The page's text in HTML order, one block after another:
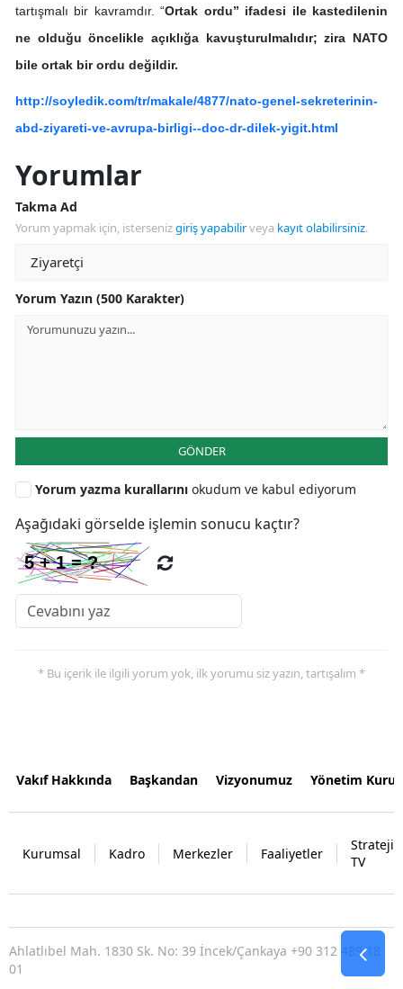
tartışmalı bir kavramdır. “Ortak ordu” ifadesi ile kastedilenin
ne olduğu öncelikle açıklığa kavuşturulmalıdır; zira NATO
bile ortak bir ordu değildir.
http://soyledik.com/tr/makale/4877/nato-genel-sekreterinin-
abd-ziyareti-ve-avrupa-birligi--doc-dr-dilek-yigit.html
Yorumlar
Takma Ad
Yorum yapmak için, istersenizgiriş yapabilirveya kayıt olabilirsiniz.
Yorum Yazın (500 Karakter)
GÖNDER
Yorum yazma kurallarını okudum ve kabul ediyorum
Aşağıdaki görselde işlemin sonucu kaçtır?
* Bu içerik ile ilgili yorum yok, ilk yorumu siz yazın, tartışalım *
Vakıf Hakkında Başkandan Vizyonumuz Yönetim
Kurumsal Kadro Merkezler Faaliyetler
Strateji
TV
Ahlatlıbel Mah. 1830 Sk. No: 39 İncek/Çankaya +90 312 489 18
01